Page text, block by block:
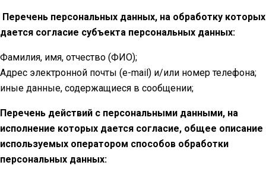
Перечень персональных данных, на обработку которых
дается согласие субъекта персональных данных:
Фамилия, имя, отчество (ФИО);
Адрес электронной почты (e-mail) и/или номер телефона;
иные данные, содержащиеся в сообщении;
Перечень действий с персональными данными, на
исполнение которых дается согласие, общее описание
используемых оператором способов обработки
персональных данных: